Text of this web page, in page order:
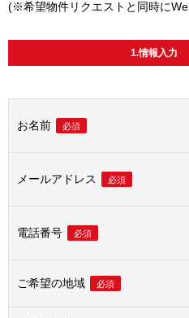
(※希望物件リクエストと同時に
1.情報入力
お名前 必須
メールアドレス 必須
電話番号 必須
ご希望の地域 必須